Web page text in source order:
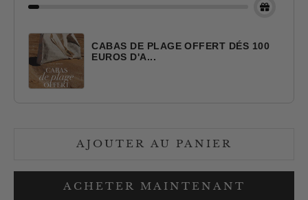
CABAS DE PLAGE OFFERT DÉS 100
EUROS D'A...
AJOUTER AU PANIER
ACHETER MAINTENANT